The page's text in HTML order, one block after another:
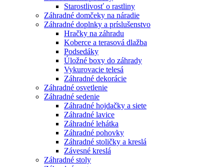
Starostlivosť o rastliny
Záhradné domčeky na náradie
Záhradné doplnky a príslušenstvo
Hračky na záhradu
Koberce a terasová dlažba
Podsedáky
Úložné boxy do záhrady
Vykurovacie telesá
Záhradné dekorácie
Záhradné osvetlenie
Záhradné sedenie
Záhradné hojdačky a siete
Záhradné lavice
Záhradné lehátka
Záhradné pohovky
Záhradné stoličky a kreslá
Závesné kreslá
Záhradné stoly